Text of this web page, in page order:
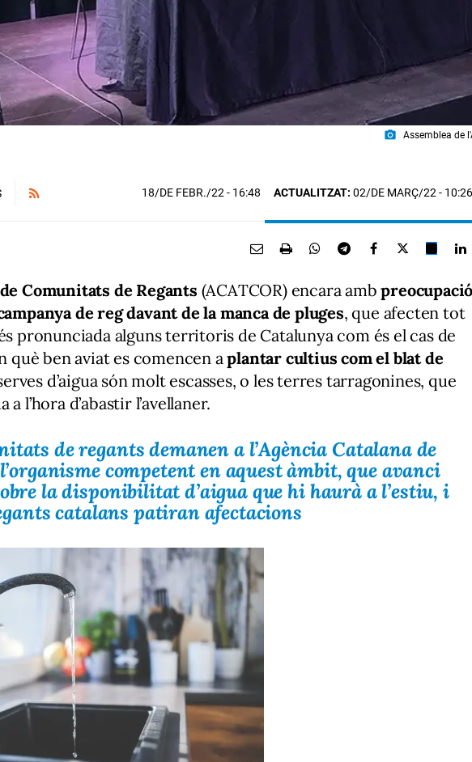
photo_camera Assemblea de
18/DE FEBR./22- 16:48 ACTUALITZAT: 02/DE MARÇ/22 - 10:26
Comunitats de Regants (ACATCOR) encara amb
de reg davant de la manca de pluges, que afecten tot
pronunciada alguns territoris de Catalunya com és el cas de
què ben aviat es comencen aplantar cultius com el blat de
d’aigua són molt escasses, o les terres tarragonines, que
a l’hora d’abastir l’avellaner.
de regants demanen a l’Agència Catalana de
competent en aquest àmbit, que avanci
la disponibilitat d’aigua que hi haurà a l’estiu, i
catalans patiran afectacions